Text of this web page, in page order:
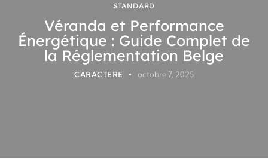
STANDARD
Véranda et Performance
Énergétique : Guide Complet de
la Réglementation Belge
CARACTERE octobre 7, 2025